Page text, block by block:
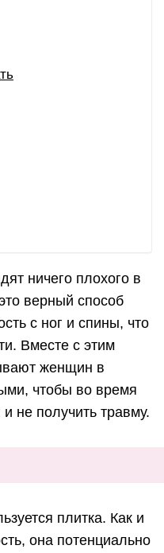
ничего плохого в
верный способ
с ног и спины, что
Вместе с этим
женщин в
чтобы во время
и не получить травму.
плитка. Как и
она потенциально